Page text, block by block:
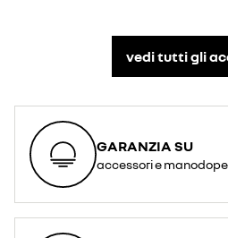
vedi tutti gli
GARANZIA SU
accessori e